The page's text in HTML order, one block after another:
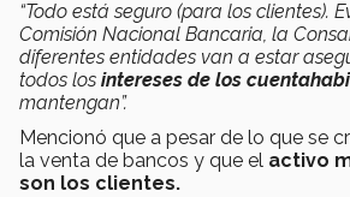
“Todo está seguro (para los clientes).
Comisión Nacional Bancaria, la
diferentes entidades van a estar
todos los intereses de los
mantengan”.
Mencionó que a pesar de lo que se
la venta de bancos y que el activo
son los clientes.